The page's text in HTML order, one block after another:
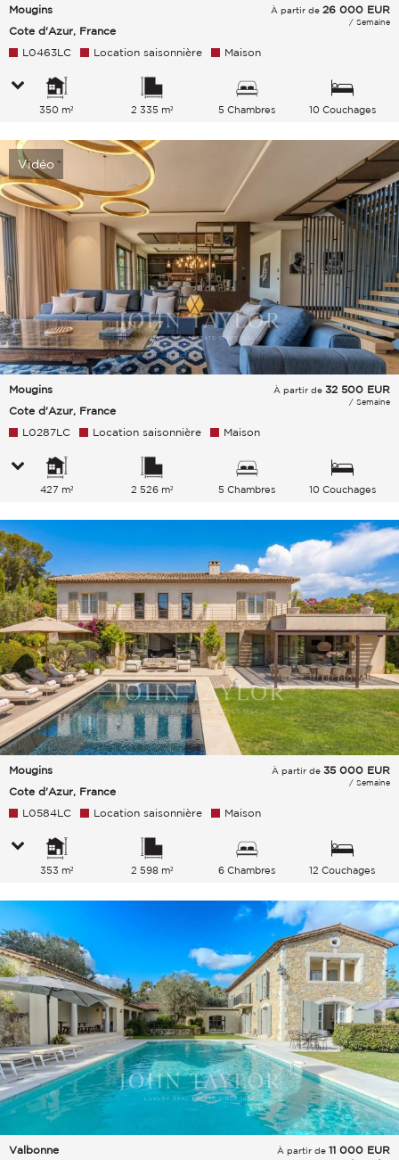
Mougins
Cote d'Azur, France
À partir de 26 000 EUR
/ Semaine
L0463LC Location saisonnière Maison
350 m² 2 335 m² 5 Chambres 10 Couchages
Vidéo
Mougins
Cote d'Azur, France
À partir de 32 500 EUR
/ Semaine
L0287LC Location saisonnière Maison
427 m² 2 526 m² 5 Chambres 10 Couchages
Mougins
Cote d'Azur, France
À partir de 35 000 EUR
/ Semaine
L0584LC Location saisonnière Maison
353 m² 2 598 m² 6 Chambres 12 Couchages
Valbonne À partir de 11 000 EUR